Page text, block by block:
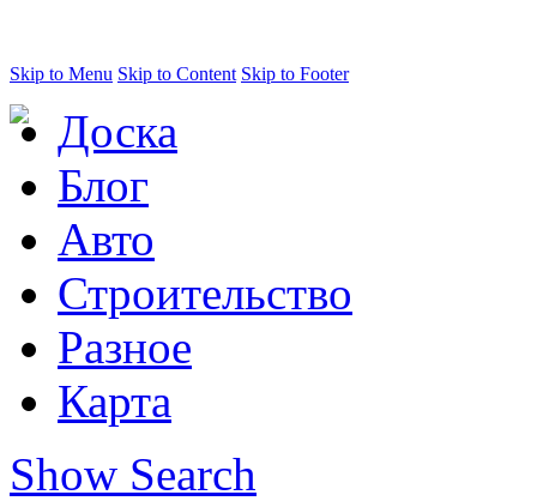
Skip to Menu Skip to Content Skip to Footer
Доска
Блог
Авто
Строительство
Разное
Карта
Show Search